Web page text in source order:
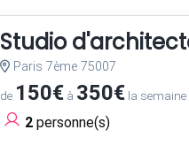
Studio
Paris 7ème 75007
de 150€à 350€la semaine
2personne(s)